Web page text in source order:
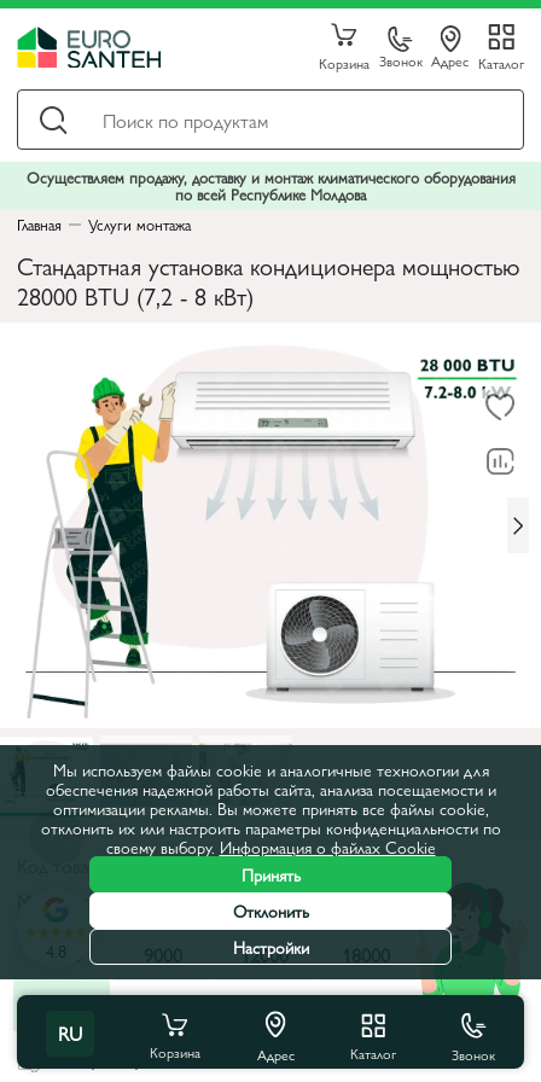
Корзина Звонок Адрес Каталог
Осуществляем продажу, доставку и монтаж климатического оборудования
по всей Республике Молдова
Главная
Услуги монтажа
Стандартная установка кондиционера мощностью
28000 BTU (7,2 - 8 кВт)
Код товара:30476
Мощность, BTU:28000
7000
12000
24000
Все характеристики
RU
Корзина Адрес Каталог Звонок
4.8
Мы используем файлы cookie и аналогичные технологии для
обеспечения надежной работы сайта, анализа посещаемости и
оптимизации рекламы. Вы можете принять все файлы cookie,
отклонить их или настроить параметры конфиденциальности по
своему выбору. Информация о файлах Cookie
Принять
Отклонить
Настройки